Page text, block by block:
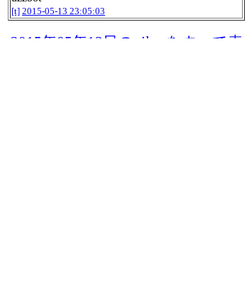
[t] 2015-05-13 23:05:03
2015年05年13日のnilogをすべて表